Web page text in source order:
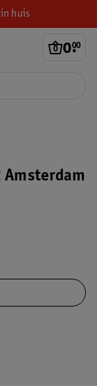
huis
0.
00
Amsterdam